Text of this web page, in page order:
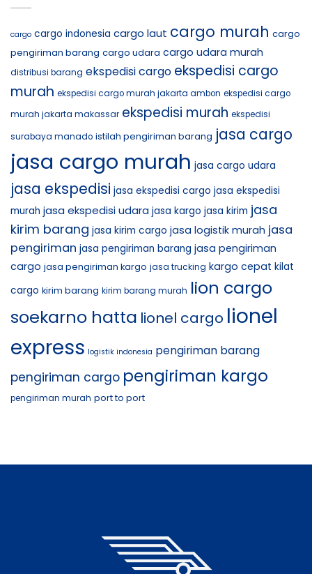
cargo cargo indonesia cargo laut cargo murah cargo
pengiriman barang cargo udara cargo udara murah
distribusi barang ekspedisi cargo ekspedisi cargo
murah ekspedisi cargo murah jakarta ambon ekspedisi cargo
murah jakarta makassar ekspedisi murah ekspedisi
surabaya manado istilah pengiriman barang jasa cargo
jasa cargo murah jasa cargo udara
jasa ekspedisi jasa ekspedisi cargo jasa ekspedisi
murah jasa ekspedisi udara jasa kargo jasa kirim jasa
kirim barang jasa kirim cargo jasa logistik murah jasa
pengiriman jasa pengiriman barang jasa pengiriman
cargo jasa pengiriman kargo jasa trucking kargo cepat kilat
cargo kirim barang kirim barang murah lion cargo
soekarno hatta lionel cargo lionel
express logistik indonesia pengiriman barang
pengiriman cargo pengiriman kargo
pengiriman murah port to port